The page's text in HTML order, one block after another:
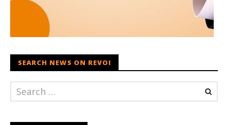
SEARCH NEWS ON REVOI